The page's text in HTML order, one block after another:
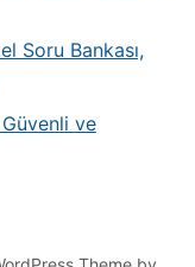
Soru Bankası,
ve